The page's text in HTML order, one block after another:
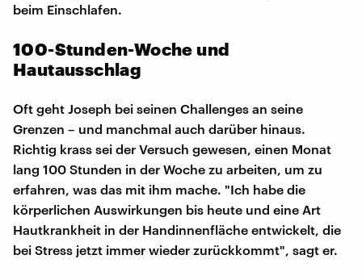
beim Einschlafen.
100-Stunden-Woche und
Hautausschlag
Oft geht Joseph bei seinen Challenges an seine
Grenzen – und manchmal auch darüber hinaus.
Richtig krass sei der Versuch gewesen, einen Monat
lang 100 Stunden in der Woche zu arbeiten, um zu
erfahren, was das mit ihm mache. "Ich habe die
körperlichen Auswirkungen bis heute und eine Art
Hautkrankheit in der Handinnenfläche entwickelt, die
bei Stress jetzt immer wieder zurückkommt", sagt er.